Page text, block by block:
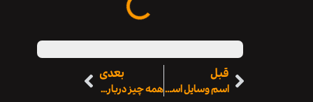
قبل
اسم وسایل اسپرسو ساز و ست کامل وسایل قهوه ساز ☕
بعدی
همه چیز درباره هزینه ارتودنسی دندان در سال ۱۴۰۴ + نکات مهم قبل از شروع درمان